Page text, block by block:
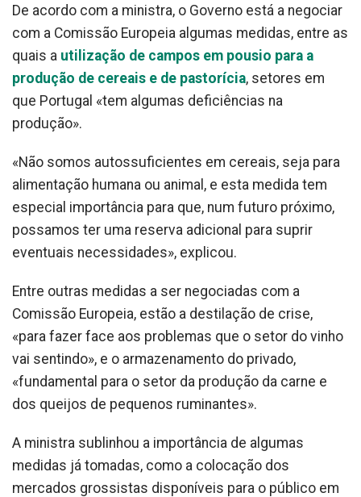
De acordo com a ministra, o Governo está a negociar
com a Comissão Europeia algumas medidas, entre as
quais a utilização de campos em pousio para a
produção de cereais e de pastorícia, setores em
que Portugal «tem algumas deficiências na
produção».
«Não somos autossuficientes em cereais, seja para
alimentação humana ou animal, e esta medida tem
especial importância para que, num futuro próximo,
possamos ter uma reserva adicional para suprir
eventuais necessidades», explicou.
Entre outras medidas a ser negociadas com a
Comissão Europeia, estão a destilação de crise,
«para fazer face aos problemas que o setor do vinho
vai sentindo», e o armazenamento do privado,
«fundamental para o setor da produção da carne e
dos queijos de pequenos ruminantes».
A ministra sublinhou a importância de algumas
medidas já tomadas, como a colocação dos
mercados grossistas disponíveis para o público em